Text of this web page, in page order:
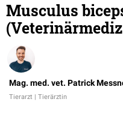
Musculus
Mag. med. vet. Patrick
Tierarzt | Tierärztin